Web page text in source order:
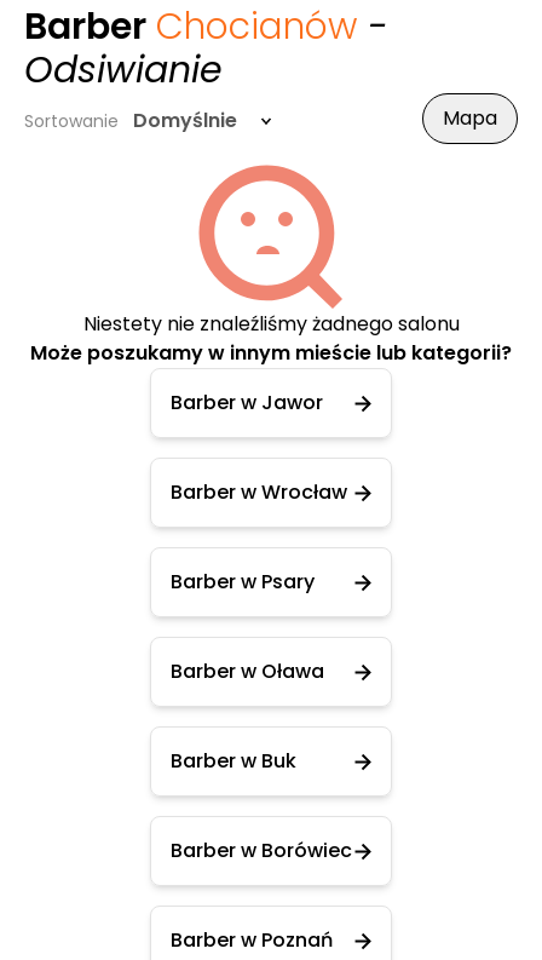
Barber Chocianów -
Odsiwianie
Sortowanie Domyślnie Mapa
Niestety nie znaleźliśmy żadnego salonu
Może poszukamy w innym mieście lub kategorii?
Barber w Jawor
Barber w Wrocław
Barber w Psary
Barber w Oława
Barber w Buk
Barber w Borówiec
Barber w Poznań